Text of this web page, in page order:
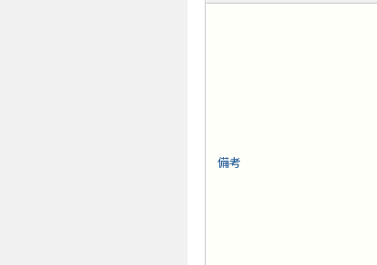
備考